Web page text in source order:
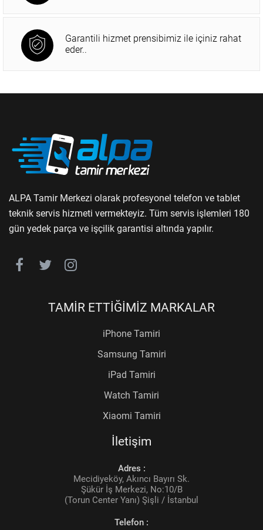
Garantili hizmet prensibimiz ile içiniz rahat
eder..
ALPA Tamir Merkezi olarak profesyonel telefon ve tablet
teknik servis hizmeti vermekteyiz. Tüm servis işlemleri 180
gün yedek parça ve işçilik garantisi altında yapılır.
TAMİR ETTİĞİMİZ MARKALAR
iPhone Tamiri
Samsung Tamiri
iPad Tamiri
Watch Tamiri
Xiaomi Tamiri
İletişim
Adres :
Mecidiyeköy, Akıncı Bayırı Sk.
Şükür İş Merkezi, No:10/B
(Torun Center Yanı) Şişli / İstanbul
Telefon :